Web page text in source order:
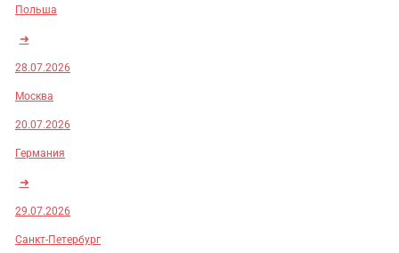
Польша
➜
28.07.2026
Москва
20.07.2026
Германия
➜
29.07.2026
Санкт-Петербург